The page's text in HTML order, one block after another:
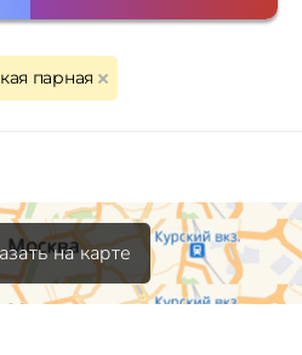
парная
на карте